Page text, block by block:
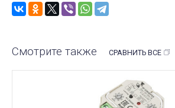
Смотрите также СРАВНИТЬ ВСЕ